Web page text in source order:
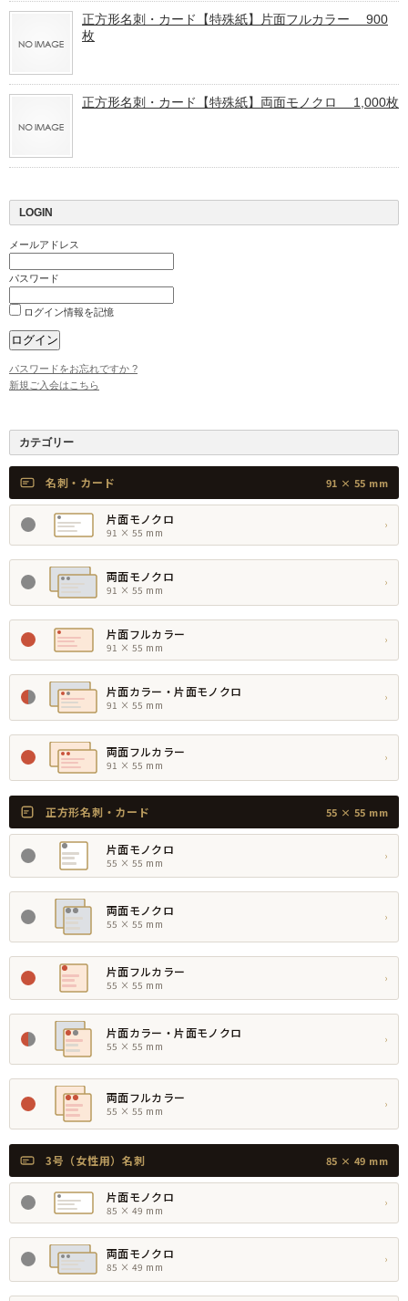
正方形名刺・カード【特殊紙】片面フルカラー 900
枚
正方形名刺・カード【特殊紙】両面モノクロ 1,000枚
LOGIN
メールアドレス
パスワード
ログイン情報を記憶
パスワードをお忘れですか ?
新規ご入会はこちら
カテゴリー
名刺・カード 91 × 55 mm
片面モノクロ
91 × 55 mm
›
両面モノクロ
91 × 55 mm
›
片面フルカラー
91 × 55 mm
›
片面カラー・片面モノクロ
91 × 55 mm
›
両面フルカラー
91 × 55 mm
›
正方形名刺・カード 55 × 55 mm
片面モノクロ
55 × 55 mm
›
両面モノクロ
55 × 55 mm
›
片面フルカラー
55 × 55 mm
›
片面カラー・片面モノクロ
55 × 55 mm
›
両面フルカラー
55 × 55 mm
›
3号（女性用）名刺 85 × 49 mm
片面モノクロ
85 × 49 mm
›
両面モノクロ
85 × 49 mm
›